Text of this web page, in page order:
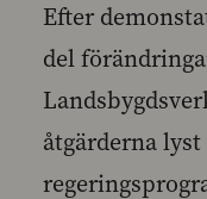
Efter
del
åtgärderna